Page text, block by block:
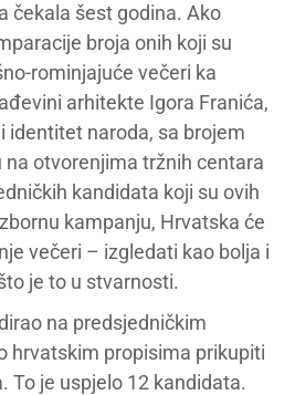
čekala šest godina. Ako
broja onih koji su
rominjajuće večeri ka
arhitekte Igora Franića,
identitet naroda, sa brojem
na otvorenjima tržnih centara
kandidata koji su ovih
kampanju, Hrvatska će
večeri – izgledati kao bolja i
je to u stvarnosti.
na predsjedničkim
hrvatskim propisima prikupiti
To je uspjelo 12 kandidata.